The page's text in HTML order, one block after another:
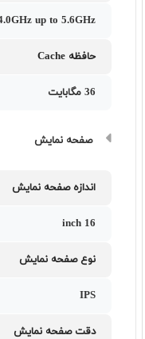
up to 5.6GHz
حافظه Cache
36 مگابایت
صفحه نمایش
اندازه صفحه نمایش
16 inch
نوع صفحه نمایش
IPS
دقت صفحه نمایش